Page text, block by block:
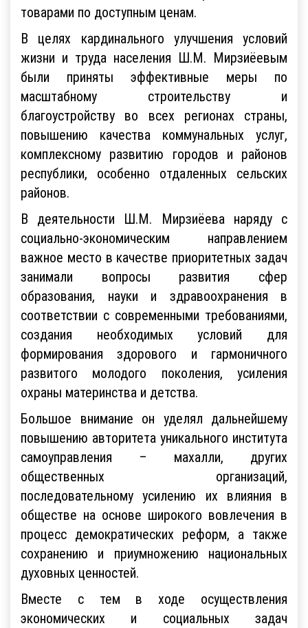
товарами по доступным ценам.
В целях кардинального улучшения условий
жизни и труда населения Ш.М. Мирзиёевым
были приняты эффективные меры по
масштабному строительству и
благоустройству во всех регионах страны,
повышению качества коммунальных услуг,
комплексному развитию городов и районов
республики, особенно отдаленных сельских
районов.
В деятельности Ш.М. Мирзиёева наряду с
социально-экономическим направлением
важное место в качестве приоритетных задач
занимали вопросы развития сфер
образования, науки и здравоохранения в
соответствии с современными требованиями,
создания необходимых условий для
формирования здорового и гармоничного
развитого молодого поколения, усиления
охраны материнства и детства.
Большое внимание он уделял дальнейшему
повышению авторитета уникального института
самоуправления – махалли, других
общественных организаций,
последовательному усилению их влияния в
обществе на основе широкого вовлечения в
процесс демократических реформ, а также
сохранению и приумножению национальных
духовных ценностей.
Вместе с тем в ходе осуществления
экономических и социальных задач